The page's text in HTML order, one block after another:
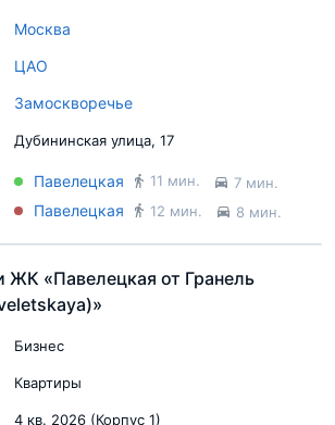
Москва
ЦАО
Замоскворечье
Дубининская улица, 17
Павелецкая 11 мин. 7 мин.
Павелецкая 12 мин. 8 мин.
ЖК «Павелецкая от Гранель
Бизнес
Квартиры
4 кв. 2026 (Корпус 1)